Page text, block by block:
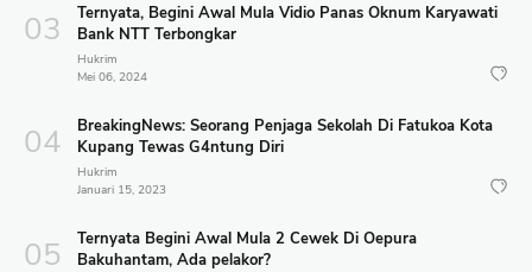
Ternyata, Begini Awal Mula Vidio Panas Oknum Karyawati
Bank NTT Terbongkar
Hukrim
Mei 06, 2024
BreakingNews: Seorang Penjaga Sekolah Di Fatukoa Kota
Kupang Tewas G4ntung Diri
Hukrim
Januari 15, 2023
Ternyata Begini Awal Mula 2 Cewek Di Oepura
Bakuhantam, Ada pelakor?